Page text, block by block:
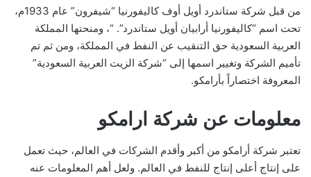
من قبل شركة ستاندرد أويل أوف كاليفورنيا “شيفرون” عام 1933م،
تحت اسم “كاليفورنيا أرابيان أويل ستاندرد”. “، ومنحتها المملكة
العربية السعودية حق التنقيب عن النفط في المملكة، ومن ثم تم
تأميم الشركة وتغيير اسمها إلى “شركة الزيت العربية السعودية”
المعروفة اختصاراً بأرامكو.
معلومات عن شركة ارامكو
تعتبر شركة أرامكو من أكبر وأقدم الشركات في العالم، حيث تعمل
على إنتاج أعلى إنتاج للنفط في العالم. ولعل أهم المعلومات عنه